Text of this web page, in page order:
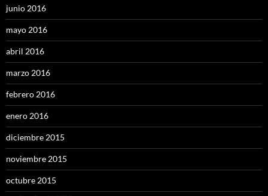
junio 2016
mayo 2016
abril 2016
marzo 2016
febrero 2016
enero 2016
diciembre 2015
noviembre 2015
octubre 2015